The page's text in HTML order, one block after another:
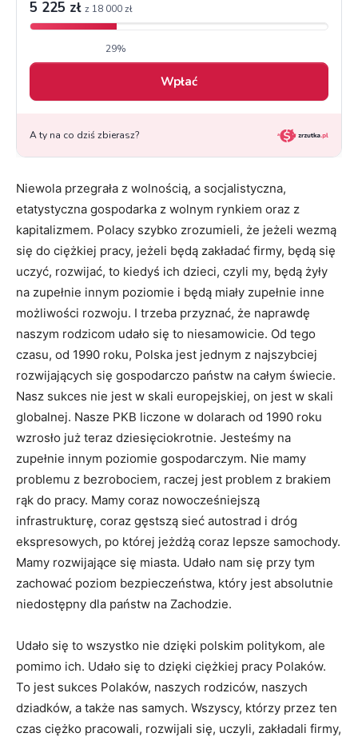
Niewola przegrała z wolnością, a socjalistyczna,
etatystyczna gospodarka z wolnym rynkiem oraz z
kapitalizmem. Polacy szybko zrozumieli, że jeżeli wezmą
się do ciężkiej pracy, jeżeli będą zakładać firmy, będą się
uczyć, rozwijać, to kiedyś ich dzieci, czyli my, będą żyły
na zupełnie innym poziomie i będą miały zupełnie inne
możliwości rozwoju. I trzeba przyznać, że naprawdę
naszym rodzicom udało się to niesamowicie. Od tego
czasu, od 1990 roku, Polska jest jednym z najszybciej
rozwijających się gospodarczo państw na całym świecie.
Nasz sukces nie jest w skali europejskiej, on jest w skali
globalnej. Nasze PKB liczone w dolarach od 1990 roku
wzrosło już teraz dziesięciokrotnie. Jesteśmy na
zupełnie innym poziomie gospodarczym. Nie mamy
problemu z bezrobociem, raczej jest problem z brakiem
rąk do pracy. Mamy coraz nowocześniejszą
infrastrukturę, coraz gęstszą sieć autostrad i dróg
ekspresowych, po której jeżdżą coraz lepsze samochody.
Mamy rozwijające się miasta. Udało nam się przy tym
zachować poziom bezpieczeństwa, który jest absolutnie
niedostępny dla państw na Zachodzie.
Udało się to wszystko nie dzięki polskim politykom, ale
pomimo ich. Udało się to dzięki ciężkiej pracy Polaków.
To jest sukces Polaków, naszych rodziców, naszych
dziadków, a także nas samych. Wszyscy, którzy przez ten
czas ciężko pracowali, rozwijali się, uczyli, zakładali firmy,